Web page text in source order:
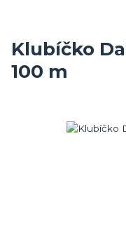
Klubíčko
100 m